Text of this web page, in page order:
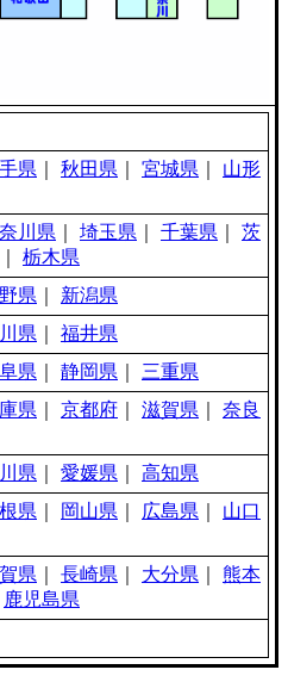
県 秋田県 宮城県
山形
川県 埼玉県 千葉県
茨
栃木県
県
新潟県
県
福井県
県 静岡県 三重県
県 京都府 滋賀県
奈良
県 愛媛県 高知県
県 岡山県 広島県
山口
県 長崎県 大分県
熊本
鹿児島県